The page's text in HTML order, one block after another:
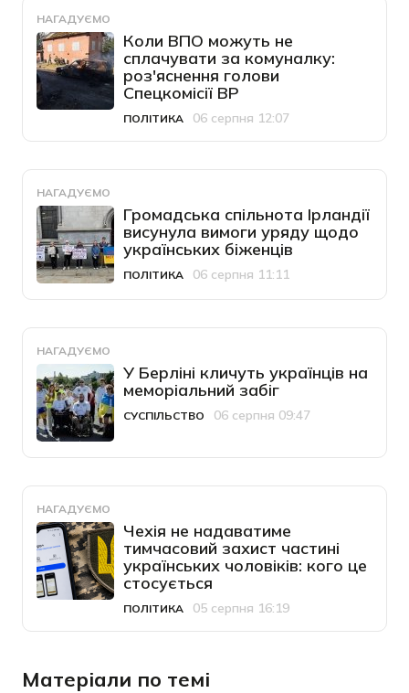
НАГАДУЄМО
Коли ВПО можуть не
сплачувати за комуналку:
роз'яснення голови
Спецкомісії ВР
Категорія
ПОЛІТИКА
Дата публікації
06 серпня 12:07
НАГАДУЄМО
Громадська спільнота Ірландії
висунула вимоги уряду щодо
українських біженців
Категорія
ПОЛІТИКА
Дата публікації
06 серпня 11:11
НАГАДУЄМО
У Берліні кличуть українців на
меморіальний забіг
Категорія
СУСПІЛЬСТВО
Дата публікації06 серпня 09:47
НАГАДУЄМО
Чехія не надаватиме
тимчасовий захист частині
українських чоловіків: кого це
стосується
Категорія
ПОЛІТИКА
Дата публікації
05 серпня 16:19
Матеріали по темі